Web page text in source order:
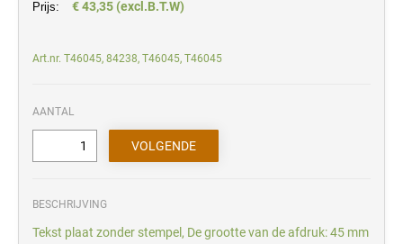
Prijs: € 43,35 (excl.B.T.W)
Art.nr. T46045, 84238, T46045, T46045
AANTAL
BESCHRIJVING
Tekst plaat zonder stempel, De grootte van de afdruk: 45 mm